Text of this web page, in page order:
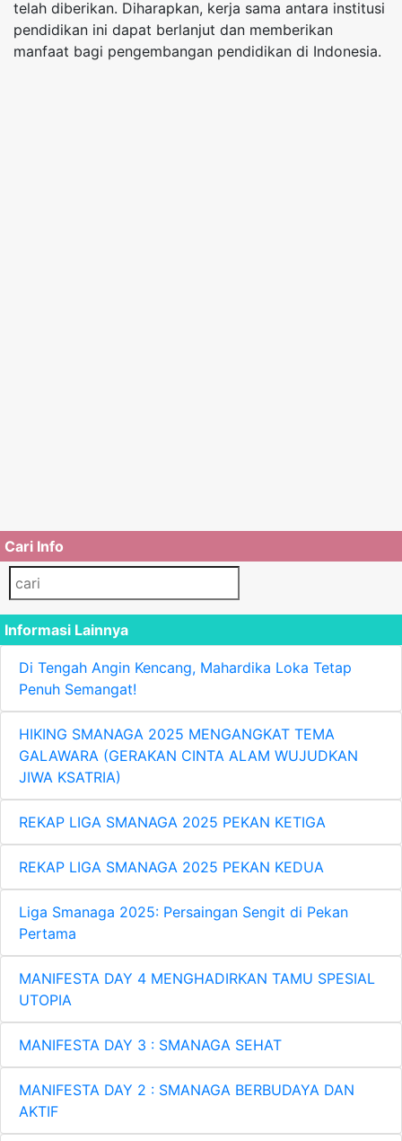
telah diberikan. Diharapkan, kerja sama antara institusi
pendidikan ini dapat berlanjut dan memberikan
manfaat bagi pengembangan pendidikan di Indonesia.
Cari Info
Informasi Lainnya
Di Tengah Angin Kencang, Mahardika Loka Tetap
Penuh Semangat!
HIKING SMANAGA 2025 MENGANGKAT TEMA
GALAWARA (GERAKAN CINTA ALAM WUJUDKAN
JIWA KSATRIA)
REKAP LIGA SMANAGA 2025 PEKAN KETIGA
REKAP LIGA SMANAGA 2025 PEKAN KEDUA
Liga Smanaga 2025: Persaingan Sengit di Pekan
Pertama
MANIFESTA DAY 4 MENGHADIRKAN TAMU SPESIAL
UTOPIA
MANIFESTA DAY 3 : SMANAGA SEHAT
MANIFESTA DAY 2 : SMANAGA BERBUDAYA DAN
AKTIF